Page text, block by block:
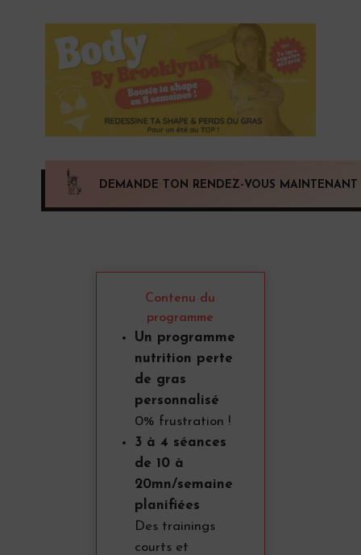
DEMANDE TON RENDEZ-VOUS MAINTENANT
Contenu du
programme
Un programme
nutrition perte
de gras
personnalisé
0% frustration !
3 à 4 séances
de 10 à
20mn/semaine
planifiées
Des trainings
courts et